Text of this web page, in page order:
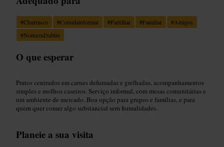
#Churrasco #Comidainformal #Partilhar #Familiar #Amigos
#NoiteemDublin
O que esperar
Pratos centrados em carnes defumadas e grelhadas, acompanhamentos
simples e molhos caseiros. Serviço informal, com mesas comunitárias e
um ambiente de mercado. Boa opção para grupos e famílias, e para
quem quer comer algo substancial sem formalidades.
Planeie a sua visita